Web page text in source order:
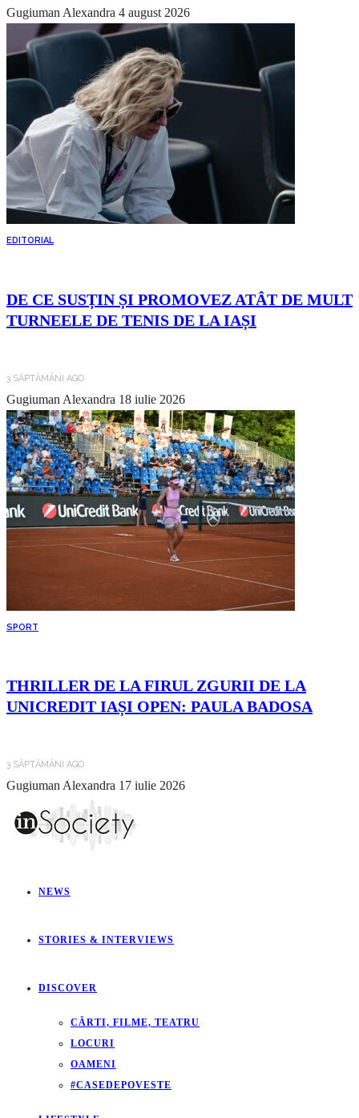
Gugiuman Alexandra 4 august 2026
EDITORIAL
DE CE SUSȚIN ȘI PROMOVEZ ATÂT DE MULT
TURNEELE DE TENIS DE LA IAȘI
3 SĂPTĂMÂNI AGO
Gugiuman Alexandra 18 iulie 2026
SPORT
THRILLER DE LA FIRUL ZGURII DE LA
UNICREDIT IAȘI OPEN: PAULA BADOSA
3 SĂPTĂMÂNI AGO
Gugiuman Alexandra 17 iulie 2026
NEWS
STORIES & INTERVIEWS
DISCOVER
CĂRTI, FILME, TEATRU
LOCURI
OAMENI
#CASEDEPOVESTE